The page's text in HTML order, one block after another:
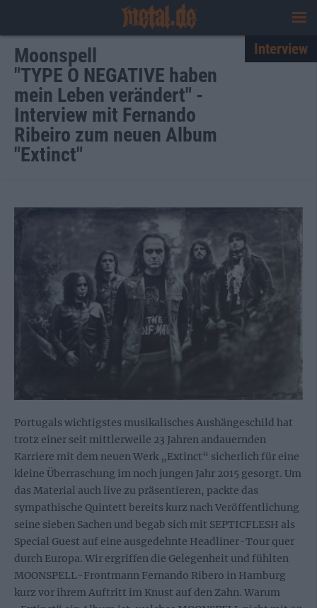
Moonspell
"TYPE O NEGATIVE haben
mein Leben verändert" -
Interview mit Fernando
Ribeiro zum neuen Album
"Extinct"
Interview
Portugals wichtigstes musikalisches Aushängeschild hat
trotz einer seit mittlerweile 23 Jahren andauernden
Karriere mit dem neuen Werk „Extinct“ sicherlich für eine
kleine Überraschung im noch jungen Jahr 2015 gesorgt. Um
das Material auch live zu präsentieren, packte das
sympathische Quintett bereits kurz nach Veröffentlichung
seine sieben Sachen und begab sich mit SEPTICFLESH als
Special Guest auf eine ausgedehnte Headliner-Tour quer
durch Europa. Wir ergriffen die Gelegenheit und fühlten
MOONSPELL-Frontmann Fernando Ribero in Hamburg
kurz vor ihrem Auftritt im Knust auf den Zahn. Warum